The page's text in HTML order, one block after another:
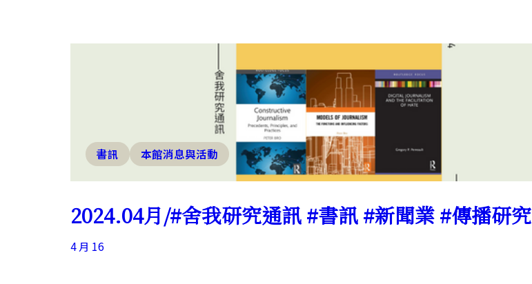
書訊 本館消息與活動
2024.04月/#舍我研究通訊 #書訊 #新聞業 #傳播研究
4 月 16